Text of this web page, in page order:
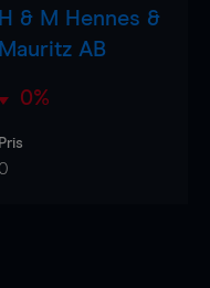
H & M Hennes &
Mauritz AB
0%
Pris
0